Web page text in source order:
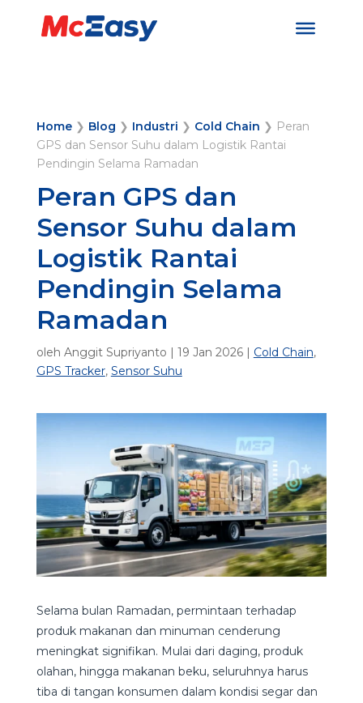
Home❯ Blog ❯ Industri ❯ Cold Chain ❯ Peran
GPS dan Sensor Suhu dalam Logistik Rantai
Pendingin Selama Ramadan
Peran GPS dan
Sensor Suhu dalam
Logistik Rantai
Pendingin Selama
Ramadan
oleh Anggit Supriyanto | 19 Jan 2026| Cold Chain,
GPS Tracker, Sensor Suhu
Selama bulan Ramadan, permintaan terhadap
produk makanan dan minuman cenderung
meningkat signifikan. Mulai dari daging, produk
olahan, hingga makanan beku, seluruhnya harus
tiba di tangan konsumen dalam kondisi segar dan